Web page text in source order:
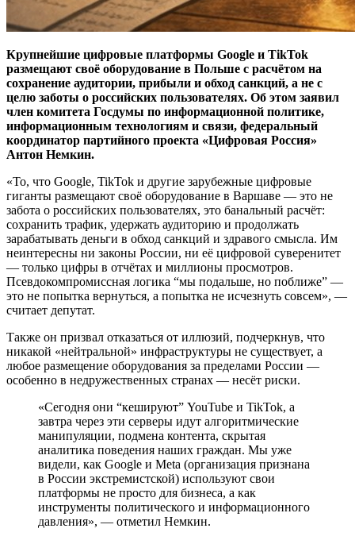
Крупнейшие цифровые платформы Google и TikTok
размещают своё оборудование в Польше с расчётом на
сохранение аудитории, прибыли и обход санкций, а не с
целю заботы о российских пользователях. Об этом заявил
член комитета Госдумы по информационной политике,
информационным технологиям и связи, федеральный
координатор партийного проекта «Цифровая Россия»
Антон Немкин.
«То, что Google, TikTok и другие зарубежные цифровые
гиганты размещают своё оборудование в Варшаве — это не
забота о российских пользователях, это банальный расчёт:
сохранить трафик, удержать аудиторию и продолжать
зарабатывать деньги в обход санкций и здравого смысла. Им
неинтересны ни законы России, ни её цифровой суверенитет
— только цифры в отчётах и миллионы просмотров.
Псевдокомпромиссная логика “мы подальше, но поближе” —
это не попытка вернуться, а попытка не исчезнуть совсем», —
считает депутат.
Также он призвал отказаться от иллюзий, подчеркнув, что
никакой «нейтральной» инфраструктуры не существует, а
любое размещение оборудования за пределами России —
особенно в недружественных странах — несёт риски.
«Сегодня они “кешируют” YouTube и TikTok, а
завтра через эти серверы идут алгоритмические
манипуляции, подмена контента, скрытая
аналитика поведения наших граждан. Мы уже
видели, как Google и Meta (организация признана
в России экстремистской) используют свои
платформы не просто для бизнеса, а как
инструменты политического и информационного
давления», — отметил Немкин.